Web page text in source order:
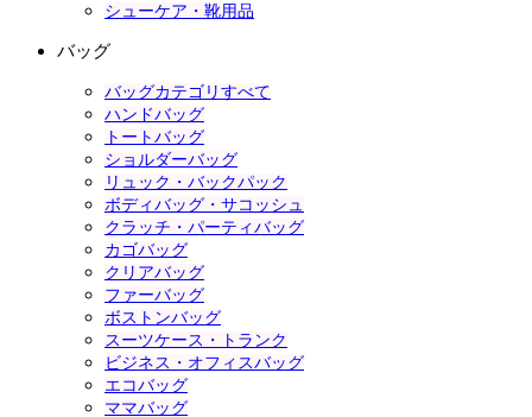
シューケア・靴用品
バッグ
バッグカテゴリすべて
ハンドバッグ
トートバッグ
ショルダーバッグ
リュック・バックパック
ボディバッグ・サコッシュ
クラッチ・パーティバッグ
カゴバッグ
クリアバッグ
ファーバッグ
ボストンバッグ
スーツケース・トランク
ビジネス・オフィスバッグ
エコバッグ
ママバッグ